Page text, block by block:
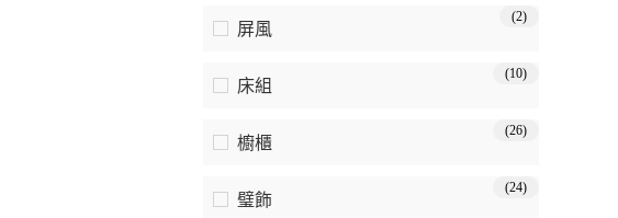
屏風
(2)
床組
(10)
櫥櫃
(26)
璧飾
(24)